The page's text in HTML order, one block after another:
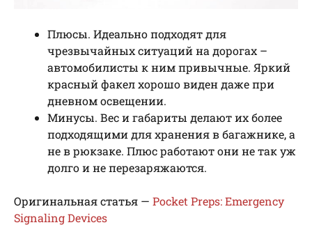
Плюсы. Идеально подходят для
чрезвычайных ситуаций на дорогах –
автомобилисты к ним привычные. Яркий
красный факел хорошо виден даже при
дневном освещении.
Минусы. Вес и габариты делают их более
подходящими для хранения в багажнике, а
не в рюкзаке. Плюс работают они не так уж
долго и не перезаряжаются.
Оригинальная статья — Pocket Preps: Emergency
Signaling Devices